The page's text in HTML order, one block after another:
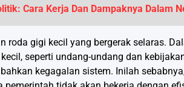
Cara Kerja Dan Dampaknya Dalam
roda gigi kecil yang bergerak selaras.
seperti undang-undang dan
kegagalan sistem. Inilah